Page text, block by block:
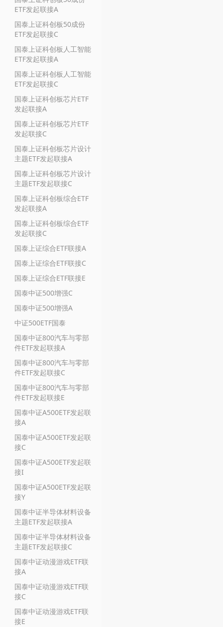
ETF发起联接A
国泰上证科创板50成份
ETF发起联接C
国泰上证科创板人工智能
ETF发起联接A
国泰上证科创板人工智能
ETF发起联接C
国泰上证科创板芯片ETF
发起联接A
国泰上证科创板芯片ETF
发起联接C
国泰上证科创板芯片设计
主题ETF发起联接A
国泰上证科创板芯片设计
主题ETF发起联接C
国泰上证科创板综合ETF
发起联接A
国泰上证科创板综合ETF
发起联接C
国泰上证综合ETF联接A
国泰上证综合ETF联接C
国泰上证综合ETF联接E
国泰中证500增强C
国泰中证500增强A
中证500ETF国泰
国泰中证800汽车与零部
件ETF发起联接A
国泰中证800汽车与零部
件ETF发起联接C
国泰中证800汽车与零部
件ETF发起联接E
国泰中证A500ETF发起联
接A
国泰中证A500ETF发起联
接C
国泰中证A500ETF发起联
接I
国泰中证A500ETF发起联
接Y
国泰中证半导体材料设备
主题ETF发起联接A
国泰中证半导体材料设备
主题ETF发起联接C
国泰中证动漫游戏ETF联
接A
国泰中证动漫游戏ETF联
接C
国泰中证动漫游戏ETF联
接E